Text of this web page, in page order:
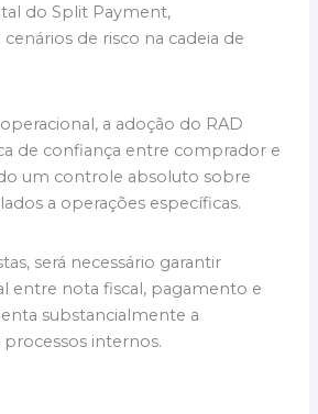
do Split Payment,
de risco na cadeia de
a adoção do RAD
de confiança entre comprador e
um controle absoluto sobre
a operações específicas.
será necessário garantir
entre nota fiscal, pagamento e
substancialmente a
internos.